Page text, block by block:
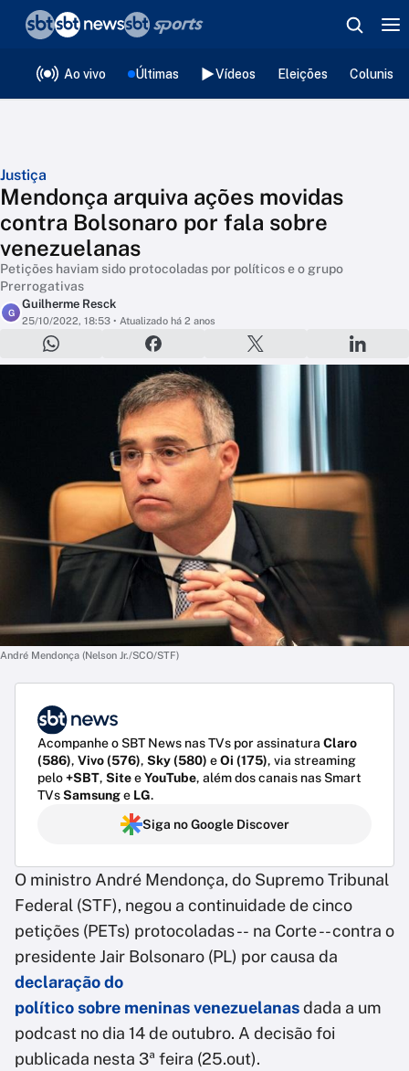
Ao vivo Últimas Vídeos Eleições
Justiça
Mendonça arquiva ações movidas
contra Bolsonaro por fala sobre
venezuelanas
Petições haviam sido protocoladas por políticos e o grupo
Prerrogativas
G
Guilherme Resck
25/10/2022, 18:53 • Atualizado há 2 anos
André Mendonça (Nelson Jr./SCO/STF)
Acompanhe o SBT News nas TVs por assinatura Claro
(586), Vivo (576), Sky (580) eOi (175), via streaming
pelo+SBT, SiteeYouTube, além dos canais nas Smart
TVsSamsunge LG.
Siga no Google Discover
O ministro André Mendonça, do Supremo Tribunal
Federal (STF), negou a continuidade de cinco
petições (PETs) protocoladas -- na Corte -- contra o
presidente Jair Bolsonaro (PL) por causa da
declaração do
político sobre meninas venezuelanasdada a um
podcast no dia 14 de outubro. A decisão foi
publicada nesta 3ª feira (25.out).
❮voltar
Editorias